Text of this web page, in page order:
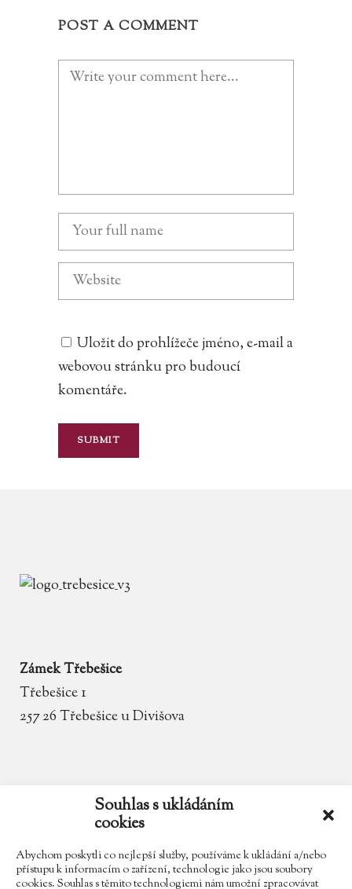
Souhlas s ukládáním
cookies
Abychom poskytli co nejlepší služby, používáme k ukládání a/nebo
přístupu k informacím o zařízení, technologie jako jsou soubory
cookies. Souhlas s těmito technologiemi nám umožní zpracovávat
POST A COMMENT
Uložit do prohlížeče jméno, e-mail a
webovou stránku pro budoucí
komentáře.
Zámek Třebešice
Třebešice 1
257 26 Třebešice u Divišova
zamek.trebesice@volny.cz
602 354 467